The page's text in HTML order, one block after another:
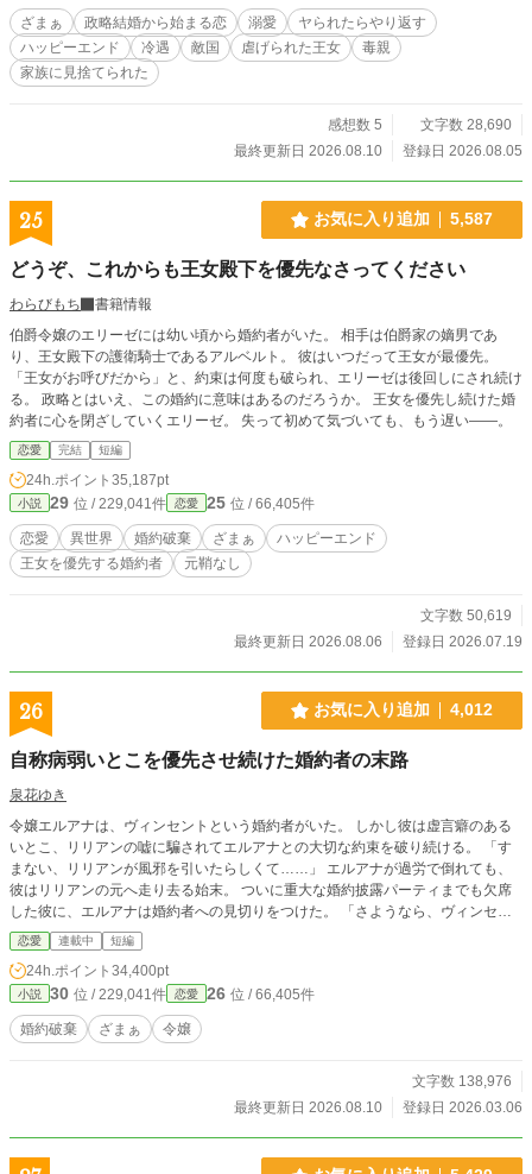
送られる花嫁のその役目に選ばれたのは、誰からも必要とされない私生児の皇女
である私。 国王は私を売りやがったあの国に未練なし！ 敵国では歓迎はされて
ないけど、ご飯がちゃんと出されてるし、無視されてても自分の事は自分ででき
るし、、快適過ぎる！！ 一方、エレノアを捨てた祖国では、、、 彼女がいなく
ざまぁ 政略結婚から始まる恋 溺愛
ヤられたらやり返す
ハッピーエンド
冷遇 敵国 虐げられた王女
毒親
家族に見捨てられた
感想数 5
文字数 28,690
最終更新日 2026.08.10
登録日 2026.08.05
25 お気に入り追加 5,587
どうぞ、これからも王女殿下を優先なさってください
わらびもち
書籍情報
伯爵令嬢のエリーゼには幼い頃から婚約者がいた。 相手は伯爵家の嫡男であ
り、王女殿下の護衛騎士であるアルベルト。 彼はいつだって王女が最優先。
「王女がお呼びだから」と、約束は何度も破られ、エリーゼは後回しにされ続け
る。 政略とはいえ、この婚約に意味はあるのだろうか。 王女を優先し続けた婚
約者に心を閉ざしていくエリーゼ。 失って初めて気づいても、もう遅い――。
恋愛 完結 短編
24h.ポイント 35,187pt
小説 29 位 / 229,041件 恋愛 25 位 / 66,405件
恋愛 異世界 婚約破棄 ざまぁ
ハッピーエンド
王女を優先する婚約者
元鞘なし
文字数 50,619
最終更新日 2026.08.06
登録日 2026.07.19
26 お気に入り追加 4,012
自称病弱いとこを優先させ続けた婚約者の末路
泉花ゆき
令嬢エルアナは、ヴィンセントという婚約者がいた。 しかし彼は虚言癖のある
いとこ、リリアンの嘘に騙されてエルアナとの大切な約束を破り続ける。 「す
まない、リリアンが風邪を引いたらしくて……」 エルアナが過労で倒れても、
彼はリリアンの元へ走り去る始末。 ついに重大な婚約披露パーティまでも欠席
した彼に、エルアナは婚約者への見切りをつけた。 「さようなら、ヴィンセン
ト」 縋りつかれてももう遅いのです。
恋愛 連載中 短編
24h.ポイント 34,400pt
小説 30 位 / 229,041件 恋愛 26 位 / 66,405件
婚約破棄 ざまぁ 令嬢
文字数 138,976
最終更新日 2026.08.10
登録日 2026.03.06